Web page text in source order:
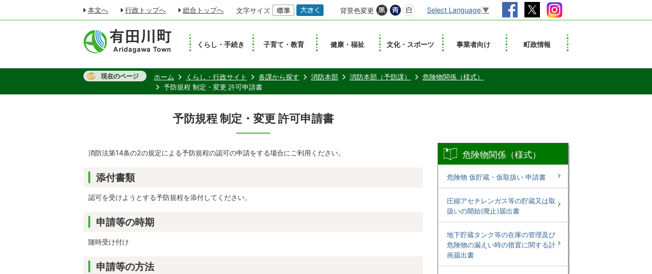
本文へ 行政トップへ 総合トップへ 文字サイズ 背景色変更 Select Language ▼
くらし・手続き 子育て・教育 健康・福祉 文化・スポーツ 事業者向け 町政情報
現在のページ ホーム くらし・行政サイト 各課から探す 消防本部 消防本部（予防課）
危険物関係（様式）
予防規程 制定・変更 許可申請書
予防規程 制定・変更 許可申請書
消防法第14条の2の規定による予防規程の認可の申請をする場合にご利用ください。
添付書類
認可を受けようとする予防規程を添付してください。
申請等の時期
随時受け付け
申請等の方法
危険物関係（様式）
危険物 仮貯蔵・仮取扱い 申請書
圧縮アセチレンガス等の貯蔵又は取
扱いの開始(廃止)届出書
地下貯蔵タンク等の在庫の管理及び
危険物の漏えい時の措置に関する計
画届出書